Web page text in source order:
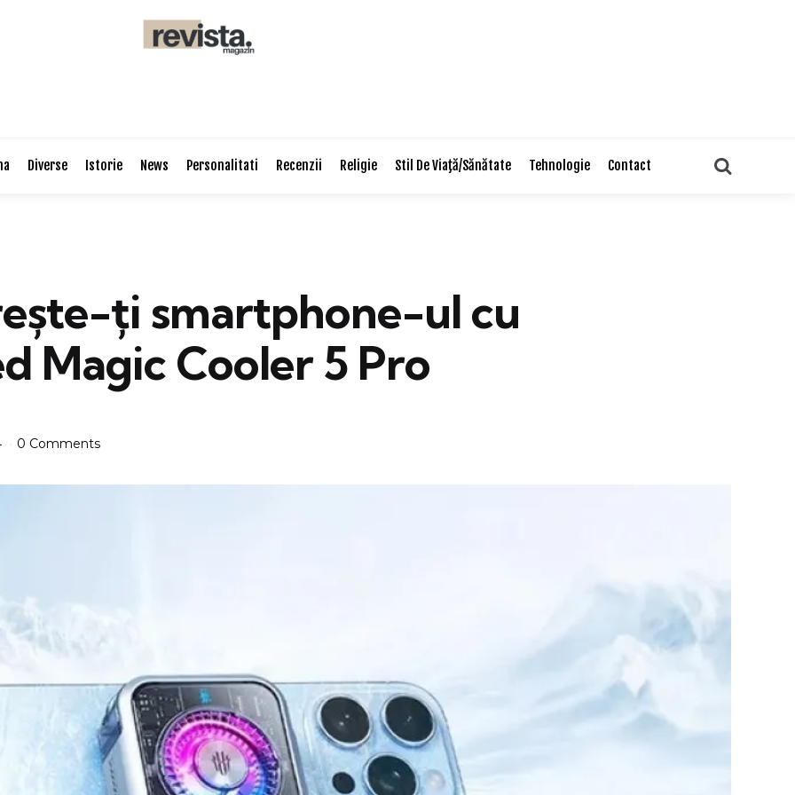
Diverse Istorie News Personalitati Recenzii Religie Stil De Viaţă/Sănătate Tehnologie Contact
ți smartphone-ul cu
Magic Cooler 5 Pro
0 Comments